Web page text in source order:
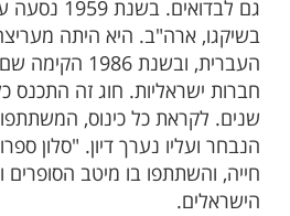
גם
בשיקגו, ארה"ב. היא היתה
העברית, ובשנת
חברות ישראליות. חוג זה
שנים. לקראת כל כינוס,
הנבחר ועליו נערך דיון. "סלון
חייה, והשתתפו בו מיטב הסופרים
הישראלים.